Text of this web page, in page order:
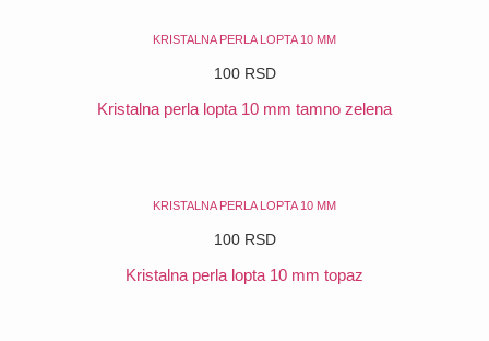
KRISTALNA PERLA LOPTA 10 MM
100 RSD
Kristalna perla lopta 10 mm tamno zelena
KRISTALNA PERLA LOPTA 10 MM
100 RSD
Kristalna perla lopta 10 mm topaz